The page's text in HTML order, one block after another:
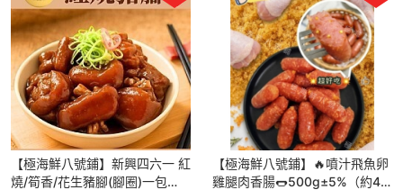
【極海鮮八號鋪】新興四六一 紅
燒/筍香/花生豬腳(腳圈)一包
【極海鮮八號鋪】🔥噴汁飛魚卵
雞腿肉香腸🌭500g±5%（約45